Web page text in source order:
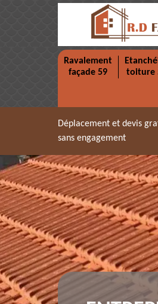
Ravalement
façade 59
toiture
Déplacement et devis
sans engagement